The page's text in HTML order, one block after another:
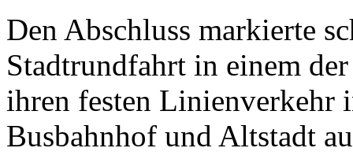
Den Abschluss markierte
Stadtrundfahrt in einem
ihren festen Linienverkehr
Busbahnhof und Altstadt